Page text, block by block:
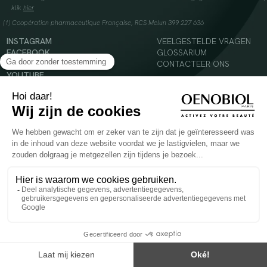
klik hier
(1) Coopération pharmaceutique Française, RCS Melun 399 227 636
INSTAGRAM
FACEBOOK
TIKTOK
YOUTUBE
VEELGESTELDE VRAGEN
GLOSSARIUM
CONTACTEER ONS
Voedingssupplement dat moet worden geconsumeerd als onderdeel van een gevarieerde,
evenwichtige voeding en een gezonde levensstijl. Aanbevolen dagelijkse dosis niet
overschrijden. Enkel voor volwassenen, buiten het bereik van kinderen houden.